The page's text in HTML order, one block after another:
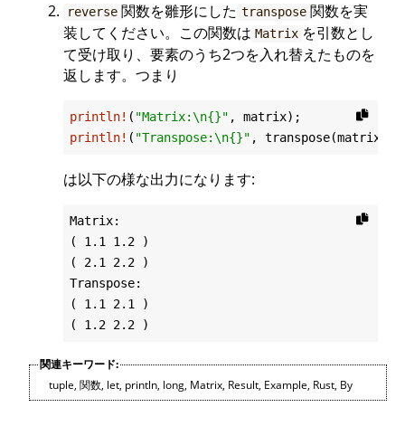
reverse 関数を雛形にした transpose 関数を実
装してください。この関数は Matrix を引数とし
て受け取り、要素のうち2つを入れ替えたものを
返します。つまり
println! ( "Matrix:\n{}"
println! ( "Transpose:\n{}"
は以下の様な出力になります:
Matrix:
( 1.1 1.2 )
( 2.1 2.2 )
Transpose:
( 1.1 2.1 )
関連キーワード:
tuple, 関数, let, println, long, Matrix, Result, Example, Rust, By